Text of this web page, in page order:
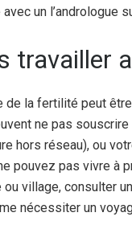
un l’andrologue
travailler
de la fertilité peut
ne pas
hors réseau), ou
pouvez pas vivre à
village, consulter
nécessiter un